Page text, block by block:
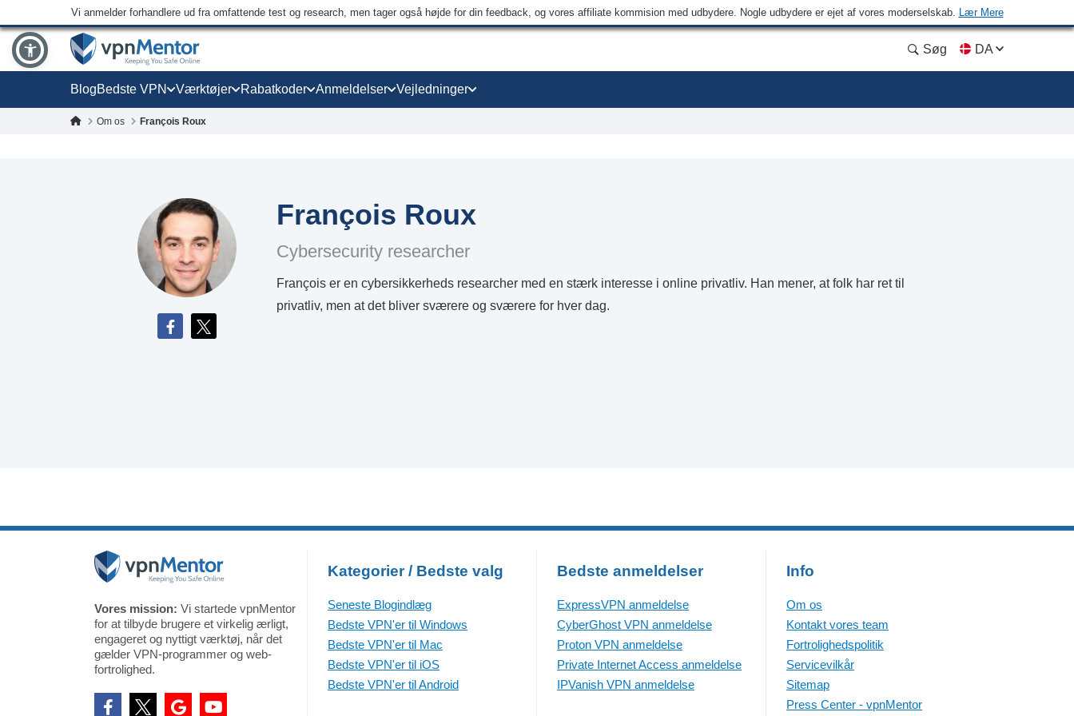
Vi anmelder forhandlere ud fra omfattende test og research, men tager også højde for din feedback, og vores affiliate kommision med udbydere. Nogle udbydere er ejet af vores moderselskab. Lær Mere
Søg DA
BlogBedste VPN Værktøjer Rabatkoder Anmeldelser Vejledninger
Om os François Roux
François Roux
Cybersecurity researcher
François er en cybersikkerheds researcher med en stærk interesse i online privatliv. Han mener, at folk har ret til
privatliv, men at det bliver sværere og sværere for hver dag.
Vores mission: Vi startede vpnMentor
for at tilbyde brugere et virkelig ærligt,
engageret og nyttigt værktøj, når det
gælder VPN-programmer og web-
fortrolighed.
Kategorier / Bedste valg
Seneste Blogindlæg
Bedste VPN'er til Windows
Bedste VPN'er til Mac
Bedste VPN'er til iOS
Bedste VPN'er til Android
Bedste anmeldelser
ExpressVPN anmeldelse
CyberGhost VPN anmeldelse
Proton VPN anmeldelse
Private Internet Access anmeldelse
IPVanish VPN anmeldelse
Info
Om os
Kontakt vores team
Fortrolighedspolitik
Servicevilkår
Sitemap
Press Center - vpnMentor